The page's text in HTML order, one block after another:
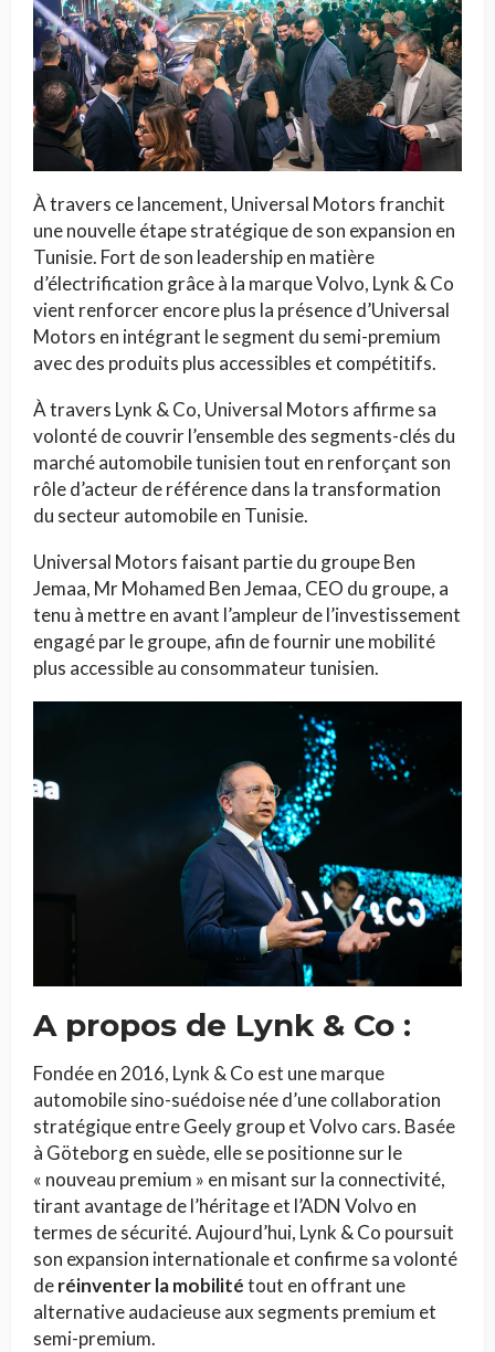
À travers ce lancement, Universal Motors franchit
une nouvelle étape stratégique de son expansion en
Tunisie. Fort de son leadership en matière
d’électrification grâce à la marque Volvo, Lynk & Co
vient renforcer encore plus la présence d’Universal
Motors en intégrant le segment du semi-premium
avec des produits plus accessibles et compétitifs.
À travers Lynk & Co, Universal Motors affirme sa
volonté de couvrir l’ensemble des segments-clés du
marché automobile tunisien tout en renforçant son
rôle d’acteur de référence dans la transformation
du secteur automobile en Tunisie.
Universal Motors faisant partie du groupe Ben
Jemaa, Mr Mohamed Ben Jemaa, CEO du groupe, a
tenu à mettre en avant l’ampleur de l’investissement
engagé par le groupe, afin de fournir une mobilité
plus accessible au consommateur tunisien.
A propos de Lynk & Co :
Fondée en 2016, Lynk & Co est une marque
automobile sino-suédoise née d’une collaboration
stratégique entre Geely group et Volvo cars. Basée
à Göteborg en suède, elle se positionne sur le
« nouveau premium » en misant sur la connectivité,
tirant avantage de l’héritage et l’ADN Volvo en
termes de sécurité. Aujourd’hui, Lynk & Co poursuit
son expansion internationale et confirme sa volonté
deréinventer la mobilitétout en offrant une
alternative audacieuse aux segments premium et
semi-premium.